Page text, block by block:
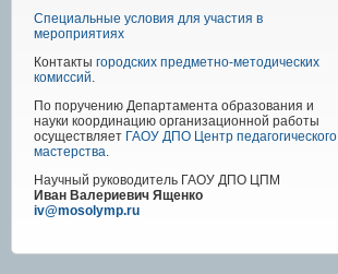
Специальные условия для участия в
мероприятиях
Контакты городских предметно-методических
комиссий.
По поручению Департамента образования и
науки координацию организационной работы
осуществляет ГАОУ ДПО Центр педагогического
мастерства.
Научный руководитель ГАОУ ДПО ЦПМ
Иван Валериевич Ященко
iv@mosolymp.ru